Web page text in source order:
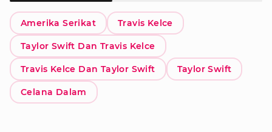
Amerika Serikat Travis Kelce
Taylor Swift Dan Travis Kelce
Travis Kelce Dan Taylor Swift Taylor Swift
Celana Dalam